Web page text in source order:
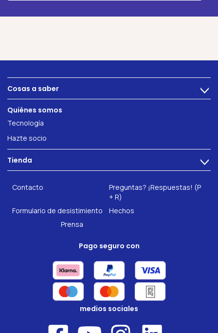
Cosas a saber >
Alimentacion
Fitness & Bienestar
Quiénes somos
Tecnología
Hazte socio
Tienda >
INTEST.pro
Nuestros complementos alimenticios
Contacto
Preguntas? ¡Respuestas! (P
+ R)
Formulario de desistimiento
Hechos
Prensa
Pago seguro con
medios sociales